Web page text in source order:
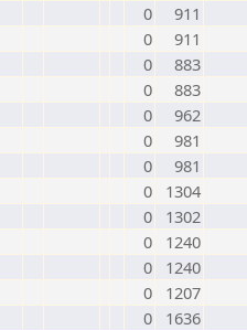
0
911
0
911
0
883
0
883
0
962
0
981
0
981
0
1304
0
1302
0
1240
0
1240
0
1207
0
1636